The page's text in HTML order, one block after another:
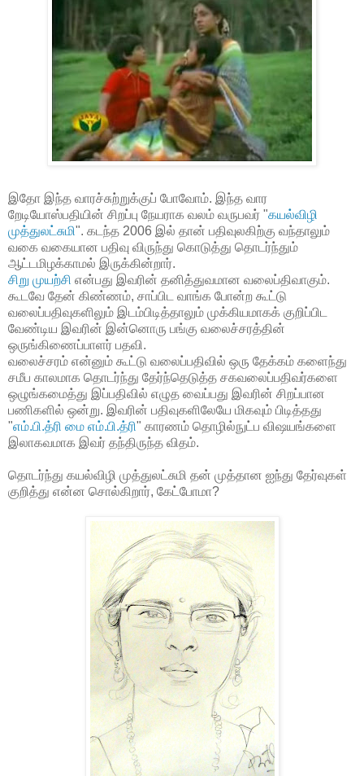
இதோ இந்த வாரச்சுற்றுக்குப் போவோம். இந்த வார
றேடியோஸ்பதியின் சிறப்பு நேயராக வலம் வருபவர் "கயல்விழி
முத்துலட்சுமி". கடந்த 2006 இல் தான் பதிவுலகிற்கு வந்தாலும்
வகை வகையான பதிவு விருந்து கொடுத்து தொடர்ந்தும்
ஆட்டமிழக்காமல் இருக்கின்றார்.
சிறு முயற்சி என்பது இவரின் தனித்துவமான வலைப்திவாகும்.
கூடவே தேன் கிண்ணம், சாப்பிட வாங்க போன்ற கூட்டு
வலைப்பதிவுகளிலும் இடம்பிடித்தாலும் முக்கியமாகக் குறிப்பிட
வேண்டிய இவரின் இன்னொரு பங்கு வலைச்சரத்தின்
ஒருங்கிணைப்பாளர் பதவி.
வலைச்சரம் என்னும் கூட்டு வலைப்பதிவில் ஒரு தேக்கம் களைந்து
சமீப காலமாக தொடர்ந்து தேர்ந்தெடுத்த சகவலைப்பதிவர்களை
ஒழுங்கமைத்து இப்பதிவில் எழுத வைப்பது இவரின் சிறப்பான
பணிகளில் ஒன்று. இவரின் பதிவுகளிலேயே மிகவும் பிடித்தது
"எம்.பி.த்ரி மை எம்.பி.த்ரி" காரணம் தொழில்நுட்ப விஷயங்களை
இலாகவமாக இவர் தந்திருந்த விதம்.
தொடர்ந்து கயல்விழி முத்துலட்சுமி தன் முத்தான ஐந்து தேர்வுகள்
குறித்து என்ன சொல்கிறார், கேட்போமா?